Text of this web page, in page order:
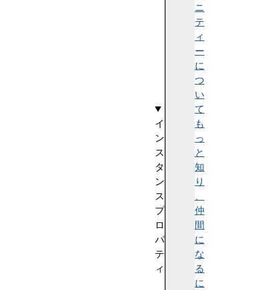
ニ
テ
ィ
ー
に
つ
い
て
も
っ
と
知
り
、
仲
間
に
な
る
に
イ
ン
ス
タ
ン
ス
プ
ロ
パ
テ
ィ